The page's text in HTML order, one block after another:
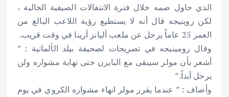
الذي حاول ضمه خلال فترة الانتقالات الصيفية الحالية ،
لكن روينيجه قال أنه لا يستطيع رؤية اللاعب البالغ من
العمر 25 عاماً يرحل عن ملعب أليانز أرينا في وقت قريب.
وقال رومينيجه في تصريحات لصحيفة بيلد الألمانية : ”
أشعر بأن مولر سيبقى مع البايرن حتى نهاية مشواره ولن
يرحل أبداً.”
وأضاف : ” عندما يقرر مولر انهاء مشواره الكروي في يوم